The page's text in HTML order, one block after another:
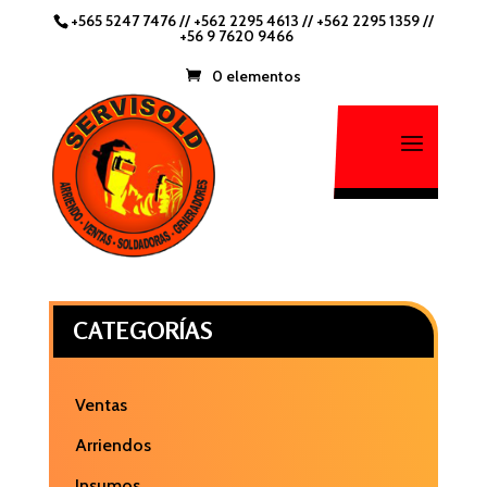
+565 5247 7476// +562 2295 4613 // +562 2295 1359//
+56 9 7620 9466
0 elementos
CATEGORÍAS
Ventas
Arriendos